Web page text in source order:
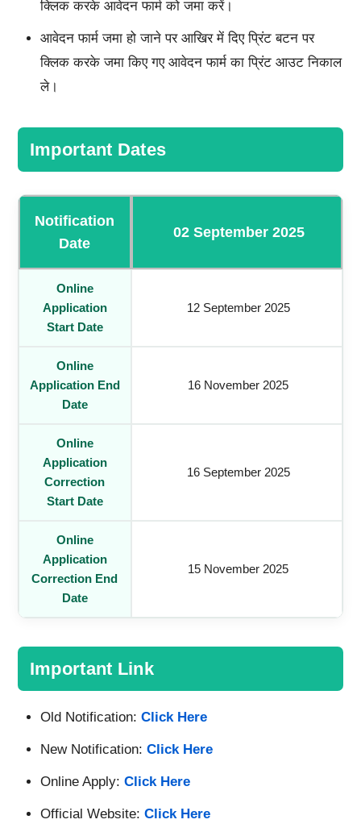
क्लिक करके आवेदन फार्म को जमा करें।
आवेदन फार्म जमा हो जाने पर आखिर में दिए प्रिंट बटन पर
क्लिक करके जमा किए गए आवेदन फार्म का प्रिंट आउट निकाल
ले।
Important Dates
Notification
Date
02 September 2025
Online
Application
Start Date
12 September 2025
Online
Application End
Date
16 November 2025
Online
Application
Correction
Start Date
16 September 2025
Online
Application
Correction End
Date
15 November 2025
Important Link
Old Notification: Click Here
New Notification: Click Here
Online Apply: Click Here
Official Website: Click Here